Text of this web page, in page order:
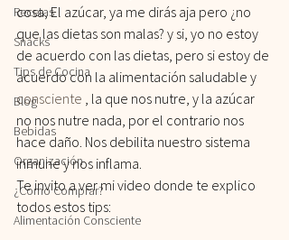
Recetas
Snacks
Tips de Cocina
Blog
Bebidas
Organización
¿Cómo Comprar?
Alimentación Consciente
cosa, El azúcar, ya me dirás aja pero ¿no
que las dietas son malas? y si, yo no estoy
de acuerdo con las dietas, pero si estoy de
acuerdo con la alimentación saludable y
consciente , la que nos nutre, y la azúcar
no nos nutre nada, por el contrario nos
hace daño. Nos debilita nuestro sistema
inmune y nos inflama.
Te invito a ver mi video donde te explico
todos estos tips: